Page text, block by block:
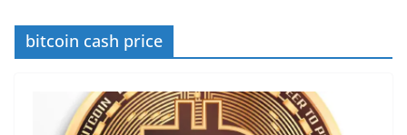
bitcoin cash price